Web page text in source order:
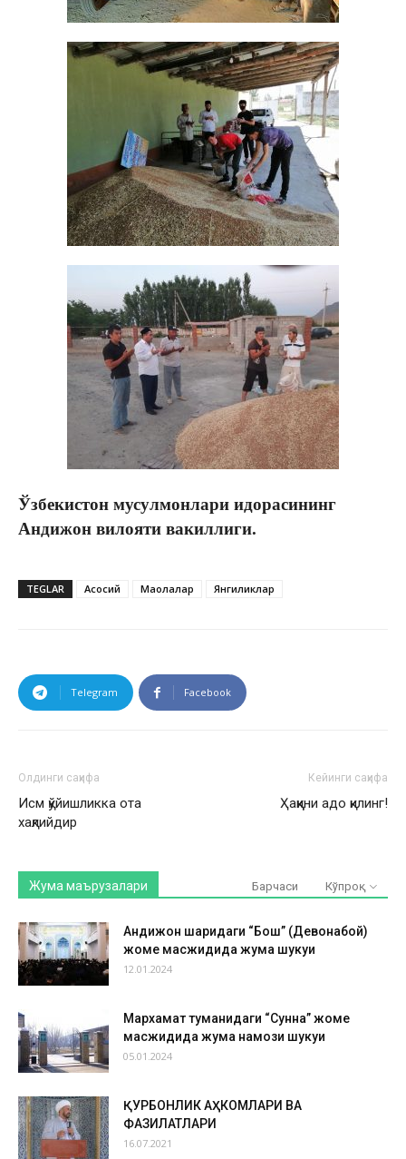
Ўзбекистон мусулмонлари идорасининг
Андижон вилояти вакиллиги.
TEGLAR Асосий Мақолалар Янгиликлар
Telegram Facebook
Олдинги саҳифа
Исм қўйишликка ота
хақлийдир
Кейинги саҳифа
Ҳаққини адо қилинг!
Жума маърузалари Барчаси Кўпроқ
Андижон шаҳридаги “Бош” (Девонабой)
жоме масжидида жума шукуҳи
12.01.2024
Мархамат туманидаги “Сунна” жоме
масжидида жума намози шукуҳи
05.01.2024
ҚУРБОНЛИК АҲКОМЛАРИ ВА
ФАЗИЛАТЛАРИ
16.07.2021